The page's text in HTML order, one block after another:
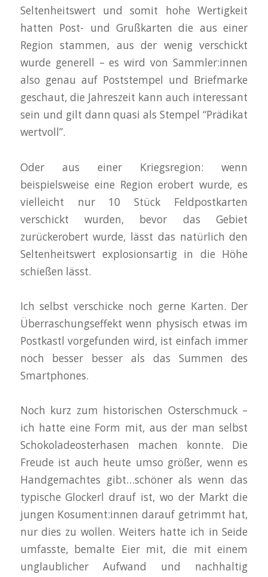
Seltenheitswert und somit hohe Wertigkeit
hatten Post- und Grußkarten die aus einer
Region stammen, aus der wenig verschickt
wurde generell – es wird von Sammler:innen
also genau auf Poststempel und Briefmarke
geschaut, die Jahreszeit kann auch interessant
sein und gilt dann quasi als Stempel “Prädikat
wertvoll”.
Oder aus einer Kriegsregion: wenn
beispielsweise eine Region erobert wurde, es
vielleicht nur 10 Stück Feldpostkarten
verschickt wurden, bevor das Gebiet
zurückerobert wurde, lässt das natürlich den
Seltenheitswert explosionsartig in die Höhe
schießen lässt.
Ich selbst verschicke noch gerne Karten. Der
Überraschungseffekt wenn physisch etwas im
Postkastl vorgefunden wird, ist einfach immer
noch besser besser als das Summen des
Smartphones.
Noch kurz zum historischen Osterschmuck –
ich hatte eine Form mit, aus der man selbst
Schokoladeosterhasen machen konnte. Die
Freude ist auch heute umso größer, wenn es
Handgemachtes gibt…schöner als wenn das
typische Glockerl drauf ist, wo der Markt die
jungen Kosument:innen darauf getrimmt hat,
nur dies zu wollen. Weiters hatte ich in Seide
umfasste, bemalte Eier mit, die mit einem
unglaublicher Aufwand und nachhaltig